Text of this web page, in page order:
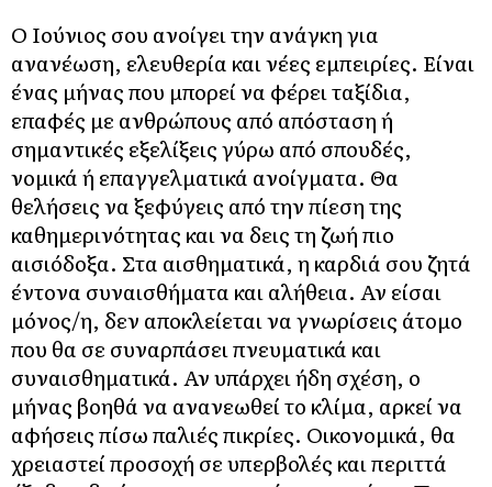
Ο Ιούνιος σου ανοίγει την ανάγκη για
ανανέωση, ελευθερία και νέες εμπειρίες. Είναι
ένας μήνας που μπορεί να φέρει ταξίδια,
επαφές με ανθρώπους από απόσταση ή
σημαντικές εξελίξεις γύρω από σπουδές,
νομικά ή επαγγελματικά ανοίγματα. Θα
θελήσεις να ξεφύγεις από την πίεση της
καθημερινότητας και να δεις τη ζωή πιο
αισιόδοξα. Στα αισθηματικά, η καρδιά σου ζητά
έντονα συναισθήματα και αλήθεια. Αν είσαι
μόνος/η, δεν αποκλείεται να γνωρίσεις άτομο
που θα σε συναρπάσει πνευματικά και
συναισθηματικά. Αν υπάρχει ήδη σχέση, ο
μήνας βοηθά να ανανεωθεί το κλίμα, αρκεί να
αφήσεις πίσω παλιές πικρίες. Οικονομικά, θα
χρειαστεί προσοχή σε υπερβολές και περιττά